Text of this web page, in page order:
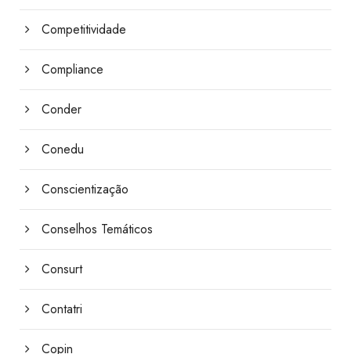
Competitividade
Compliance
Conder
Conedu
Conscientização
Conselhos Temáticos
Consurt
Contatri
Copin